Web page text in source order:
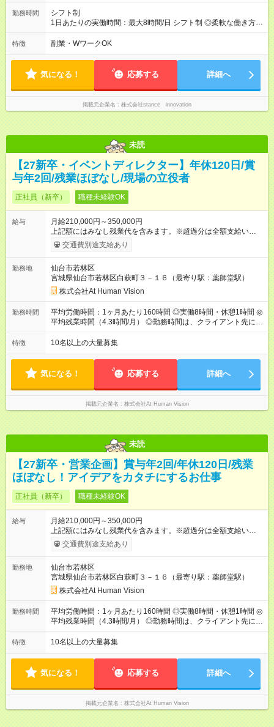
勤務時間
シフト制
1日あたりの実働時間：最大8時間/日 シフト制 ◎柔軟な働き方が
叶う └毎月シフト調整OK！ライフスタイルに合わせて働けます
└土日休み希望、時短勤務、資格取得との両立なども可能
特徴 副業・WワークOK
気になる！ 応募する 詳細へ
掲載元企業名 株式会社stance innovation
未読
【27新卒・イベントディレクター】年休120日/賞
与年2回/残業ほぼなし/現場の立役者
正社員（新卒） 職種未経験OK
給与
月給210,000円～350,000円
上記額にはみなし残業代を含みます。※超過分は全額支給いたし
ます。 みなし残業代 22,000円 ～ 37,000円／月 みなし残業時
間 15時間／月 【給与】 月給： 大卒・院卒 ：222，000
円（固定残業代 22，000円） 賞与：年２回 （業績連動型） 昇
給：年２回（3月、9月) 試用期間：6ヶ月 ※上記額にはみなし残
業代（月15時間分）が含まれた 金額になります。超過分は追加
で全額支給。 【頑張りを給与・キャリアに還元します】 年に2
回⼈事評価があり等級が決まります。 等級に合わせた給与設定
のため、若い内からでも頑張り次第で給与アップが叶います。
（⽉給34～45万円）→課⻑（⽉給36～48万円）→部⻑（⽉給40
～58万円） 【試用期間】試用期間あり 試用期間の長さ：6ヶ月
※ 雇用形態と給与に、本採用時と異なる部分があります。 雇用
形態：本採用時と同じです。 給与：月給 190,000円 ～ 330,000
円 上記額にはみなし残業代を含みます。※超過分は全額支給い
たします。 みなし残業代 20,000円 ～ 34,000円／月 みなし残業
交通費別途支給あり
勤務地
仙台市若林区
宮城県仙台市若林区白萩町３－１６（最寄り駅：薬師堂駅）
株式会社At Human Vision
勤務時間
平均労働時間：1ヶ月あたり160時間 ◎実働8時間・休憩1時間 ◎
平均残業時間（4.3時間/月） ◎勤務時間は、クライアント先に
より異なります。 ※＜シフト例＞ 10:00～19:00／11:00～
20:00 平均労働時間：1ヶ月あたり160時間 ◎実働8時間・休憩1
先に より異なります。 ※＜シフト例＞ 10:00～19:00／11:00
～20:00
特徴 10名以上の大量募集
気になる！ 応募する 詳細へ
掲載元企業名 株式会社At Human Vision
未読
【27新卒・営業企画】賞与年2回/年休120日/残業
ほぼなし！アイデアをカタチにするお仕事
正社員（新卒） 職種未経験OK
給与
月給210,000円～350,000円
上記額にはみなし残業代を含みます。※超過分は全額支給いたし
ます。 みなし残業代 22,000円 ～ 37,000円／月 みなし残業時
間 15時間／月 【給与】 月給： 大卒・院卒 ：222，000
円（固定残業代 22，000円） 賞与：年２回 （業績連動型） 昇
給：年２回（3月、9月) 試用期間：6ヶ月 ※上記額にはみなし残
業代（月15時間分）が含まれた 金額になります。超過分は追加
で全額支給。 【頑張りを給与・キャリアに還元します】 年に2
回⼈事評価があり等級が決まります。 等級に合わせた給与設定
のため、若い内からでも頑張り次第で給与アップが叶います。
（⽉給34～45万円）→課⻑（⽉給36～48万円）→部⻑（⽉給40
～58万円） 【試用期間】試用期間あり 試用期間の長さ：6ヶ月
※ 雇用形態と給与に、本採用時と異なる部分があります。 雇用
形態：本採用時と同じです。 給与：月給 190,000円 ～ 330,000
円 上記額にはみなし残業代を含みます。※超過分は全額支給い
たします。 みなし残業代 20,000円 ～ 34,000円／月 みなし残業
交通費別途支給あり
勤務地
仙台市若林区
宮城県仙台市若林区白萩町３－１６（最寄り駅：薬師堂駅）
株式会社At Human Vision
勤務時間
平均労働時間：1ヶ月あたり160時間 ◎実働8時間・休憩1時間 ◎
平均残業時間（4.3時間/月） ◎勤務時間は、クライアント先に
より異なります。 ※＜シフト例＞ 10:00～19:00／11:00～
20:00 平均労働時間：1ヶ月あたり160時間 ◎実働8時間・休憩1
先に より異なります。 ※＜シフト例＞ 10:00～19:00／11:00
～20:00
特徴 10名以上の大量募集
気になる！ 応募する 詳細へ
掲載元企業名 株式会社At Human Vision